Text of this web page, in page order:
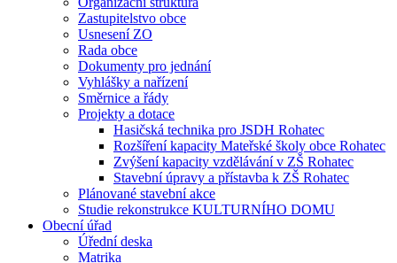
Zastupitelstvo obce
Usnesení ZO
Rada obce
Dokumenty pro jednání
Vyhlášky a nařízení
Směrnice a řády
Projekty a dotace
Hasičská technika pro JSDH Rohatec
Rozšíření kapacity Mateřské školy obce Rohatec
Zvýšení kapacity vzdělávání v ZŠ Rohatec
Stavební úpravy a přístavba k ZŠ Rohatec
Plánované stavební akce
Studie rekonstrukce KULTURNÍHO DOMU
Obecní úřad
Úřední deska
Matrika